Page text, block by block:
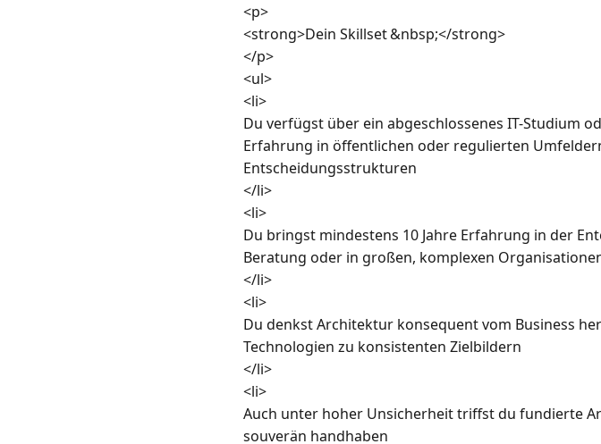
<p>
<strong>Dein Skillset &nbsp;</strong>
</p>
<ul>
<li>
Du verfügst über ein abgeschlossenes IT-Studium
Erfahrung in öffentlichen oder regulierten
Entscheidungsstrukturen
</li>
<li>
Du bringst mindestens 10 Jahre Erfahrung in der
Beratung oder in großen, komplexen
</li>
<li>
Du denkst Architektur konsequent vom Business
Technologien zu konsistenten Zielbildern
</li>
<li>
Auch unter hoher Unsicherheit triffst du fundierte
souverän handhaben